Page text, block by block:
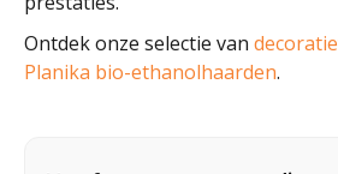
Ontdek onze selectie van
Planika bio-ethanolhaarden.